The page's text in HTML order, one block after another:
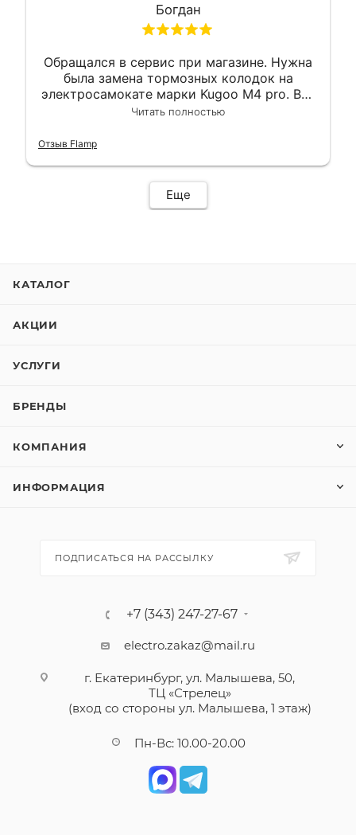
Богдан
Обращался в сервис при магазине. Нужна
была замена тормозных колодок на
электросамокате марки Kugoo M4 pro. Всё
сделали в лучшем виде и в максимально
гарантии, поэтому и обратился в этот
Читать полностью
Отзыв Flamp
Еще
КАТАЛОГ
АКЦИИ
УСЛУГИ
БРЕНДЫ
КОМПАНИЯ
ИНФОРМАЦИЯ
ПОДПИСАТЬСЯ НА РАССЫЛКУ
+7 (343) 247-27-67
electro.zakaz@mail.ru
г. Екатеринбург, ул. Малышева, 50,
ТЦ «Стрелец»
(вход со стороны ул. Малышева, 1 этаж)
Пн-Вс: 10.00-20.00